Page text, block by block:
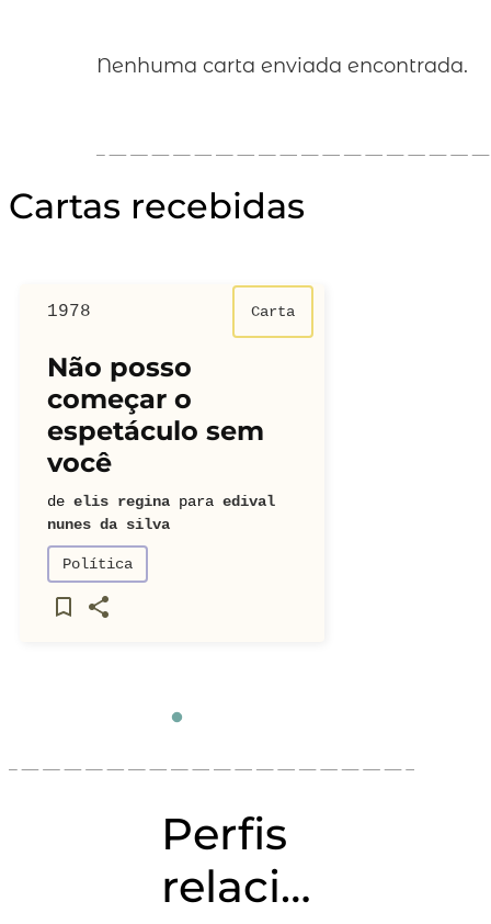
Nenhuma carta enviada encontrada.
Cartas recebidas
1978 Carta
Não posso
começar o
espetáculo sem
você
de elis regina para edival
nunes da silva
Política
Perfis
relacionados